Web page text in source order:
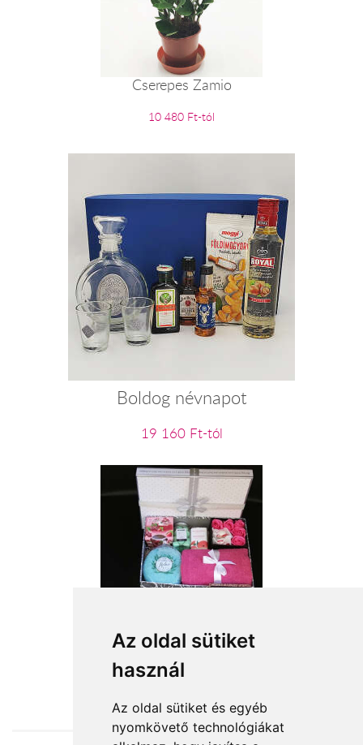
Az oldal sütiket
használ
Az oldal sütiket és egyéb
nyomkövető technológiákat
Cserepes Zamio
10 480 Ft-tól
Boldog névnapot
19 160 Ft-tól
Spa ajándékcsomag
22 200 Ft-tól